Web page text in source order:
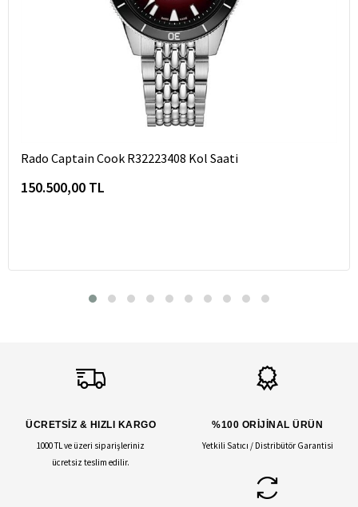
Rado Captain Cook R32223408 Kol Saati
150.500,00 TL
ÜCRETSİZ & HIZLI KARGO
1000 TL ve üzeri siparişleriniz
ücretsiz teslim edilir.
%100 ORİJİNAL ÜRÜN
Yetkili Satıcı / Distribütör Garantisi